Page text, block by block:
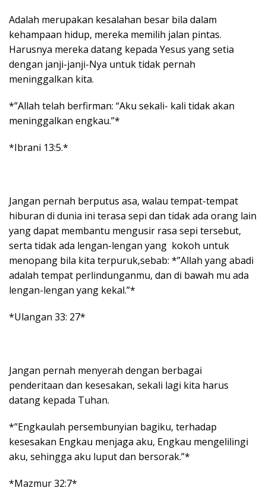
Adalah merupakan kesalahan besar bila dalam
kehampaan hidup, mereka memilih jalan pintas.
Harusnya mereka datang kepada Yesus yang setia
dengan janji-janji-Nya untuk tidak pernah
meninggalkan kita.
*”Allah telah berfirman: “Aku sekali- kali tidak akan
meninggalkan engkau.”*
*Ibrani 13:5.*
Jangan pernah berputus asa, walau tempat-tempat
hiburan di dunia ini terasa sepi dan tidak ada orang lain
yang dapat membantu mengusir rasa sepi tersebut,
serta tidak ada lengan-lengan yang kokoh untuk
menopang bila kita terpuruk,sebab: *”Allah yang abadi
adalah tempat perlindunganmu, dan di bawah mu ada
lengan-lengan yang kekal.”*
*Ulangan 33: 27*
Jangan pernah menyerah dengan berbagai
penderitaan dan kesesakan, sekali lagi kita harus
datang kepada Tuhan.
*”Engkaulah persembunyian bagiku, terhadap
kesesakan Engkau menjaga aku, Engkau mengelilingi
aku, sehingga aku luput dan bersorak.”*
*Mazmur 32:7*